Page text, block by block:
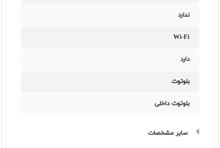
ندارد
Wi-Fi
دارد
بلوتوث
بلوتوث داخلی
سایر مشخصات